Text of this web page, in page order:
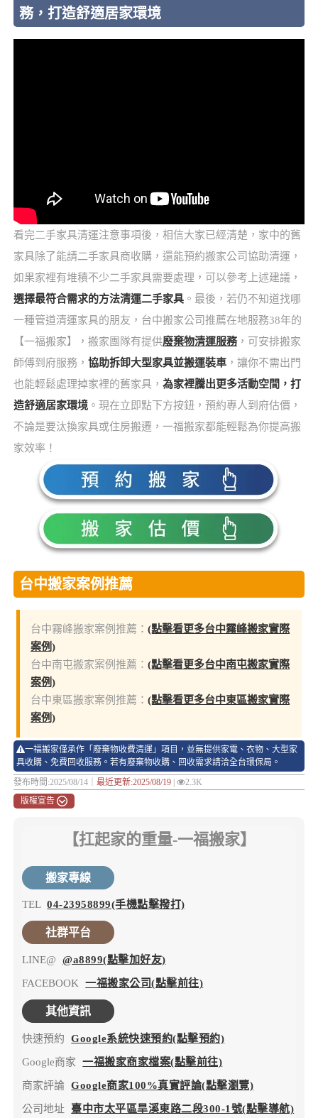
務，打造舒適居家環境
看完二手家具清運注意事項後，相信大家已經清楚，家中的舊
家具除了能請二手家具商收購，還能預約搬家公司協助清運，
如果家裡有堆積不少二手家具需要處理，可以參考上述建議，
選擇最符合需求的方法清運二手家具。最後，若仍不知道找哪
一種管道清運家具的朋友，台中搬家公司推薦在地服務38年的
【一福搬家】，搬家團隊有提供廢棄物清運服務，可安排搬家
師傅到府服務， 協助拆卸大型家具並搬運裝車，讓你不需出門
也能輕鬆處理掉家裡的舊家具， 為家裡騰出更多活動空間，打
造舒適居家環境。現在立即點下方按鈕，預約專人到府估價，
不論是要汰換家具或住房搬遷，一福搬家都能輕鬆為你提高搬
家效率！
台中搬家案例推薦
台中霧峰搬家案例推薦：(點擊看更多台中霧峰搬家實際
案例)
台中南屯搬家案例推薦：(點擊看更多台中南屯搬家實際
案例)
台中東區搬家案例推薦：(點擊看更多台中東區搬家實際
案例)
一福搬家僅承作「廢棄物收費清運」項目，並無提供家電、衣物、大型家
具收購、免費回收服務。若有廢棄物收購、回收需求請洽全台環保局。
發布時間:2025/08/14｜ 最近更新:2025/08/19|
2.3K
版權宣告
【扛起家的重量-一福搬家】
搬家專線
TEL 04-23958899(手機點擊撥打)
社群平台
LINE@ @a8899(點擊加好友)
FACEBOOK 一福搬家公司(點擊前往)
其他資訊
快速預約 Google系統快速預約(點擊預約)
Google商家 一福搬家商家檔案(點擊前往)
商家評論 Google商家100%真實評論(點擊瀏覽)
公司地址 臺中市太平區旱溪東路二段300-1號(點擊導航)